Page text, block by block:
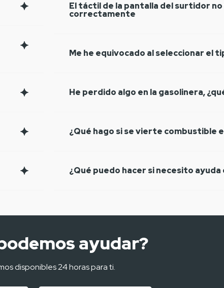
El táctil de la pantalla del surtidor
correctamente
Me he equivocado al seleccionar el
He perdido algo en la gasolinera,
¿Qué hago si se vierte combustible
¿Qué puedo hacer si necesito ayuda
ayudar?
disponibles 24 horas para ti.